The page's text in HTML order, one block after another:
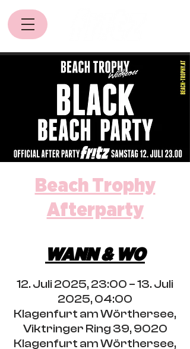
Beach Trophy
Afterparty
WANN & WO
12. Juli 2025, 23:00 – 13. Juli
2025, 04:00
Klagenfurt am Wörthersee,
Viktringer Ring 39, 9020
Klagenfurt am Wörthersee,